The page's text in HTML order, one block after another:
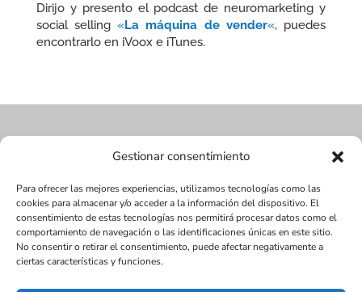
Gestionar consentimiento
Para ofrecer las mejores experiencias, utilizamos tecnologías como las
cookies para almacenar y/o acceder a la información del dispositivo. El
consentimiento de estas tecnologías nos permitirá procesar datos como el
comportamiento de navegación o las identificaciones únicas en este sitio.
No consentir o retirar el consentimiento, puede afectar negativamente a
ciertas características y funciones.
Dirijo y presento el podcast de neuromarketing y
social selling«La máquina de vender«​, puedes
encontrarlo en iVoox e iTunes.